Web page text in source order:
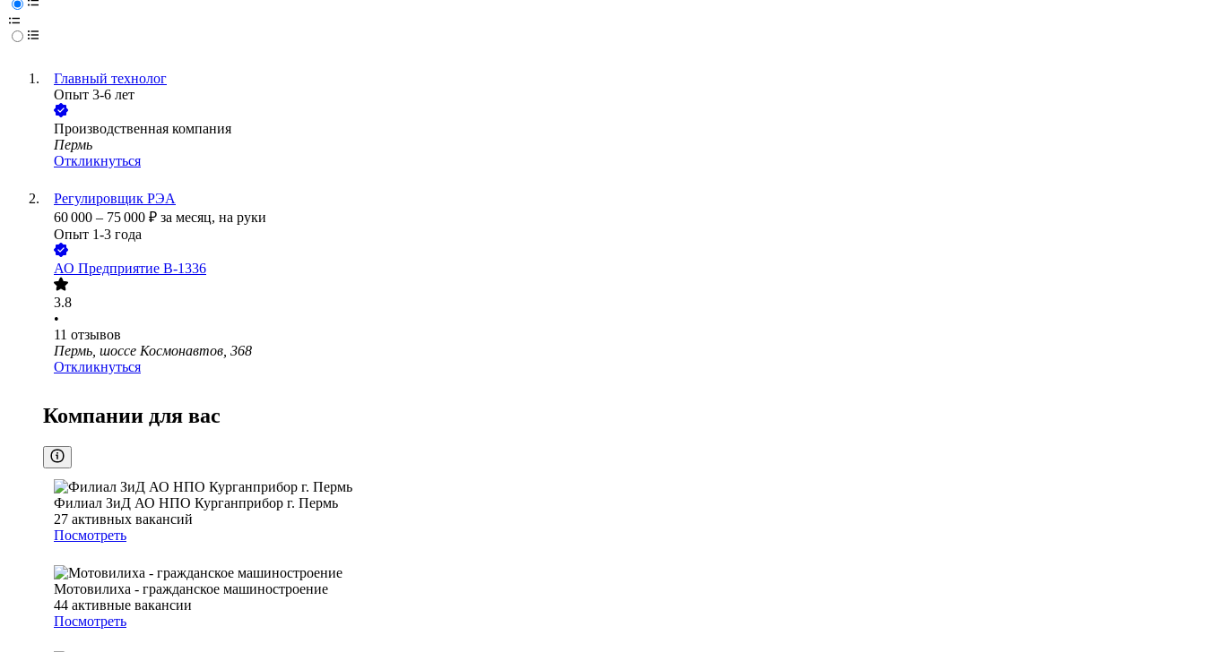
Главный технолог
Опыт 3-6 лет
Производственная компания
Пермь
Откликнуться
Регулировщик РЭА
60 000 – 75 000 ₽ за месяц, на руки
Опыт 1-3 года
АО Предприятие В-1336
3.8
•
11 отзывов
Пермь, шоссе Космонавтов, 368
Откликнуться
Компании для вас
Филиал ЗиД АО НПО Курганприбор г. Пермь
27 активных вакансий
Посмотреть
Мотовилиха - гражданское машиностроение
44 активные вакансии
Посмотреть